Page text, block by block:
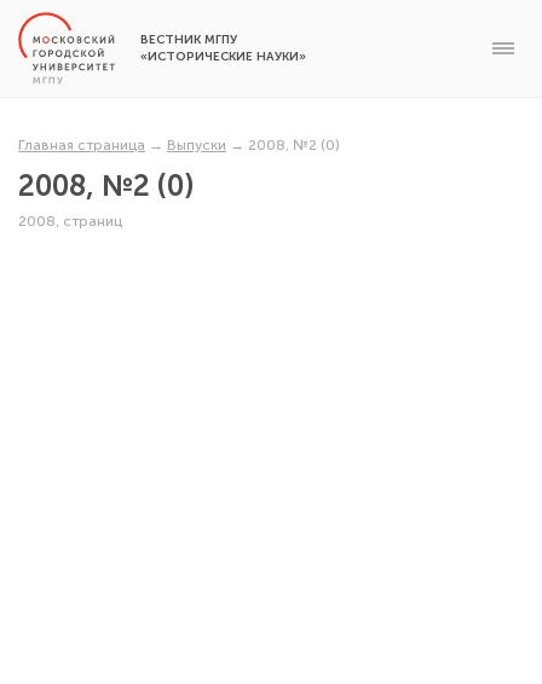
ВЕСТНИК МГПУ
«ИСТОРИЧЕСКИЕ НАУКИ»
Главная страница → Выпуски → 2008, №2 (0)
2008, №2 (0)
2008, страниц